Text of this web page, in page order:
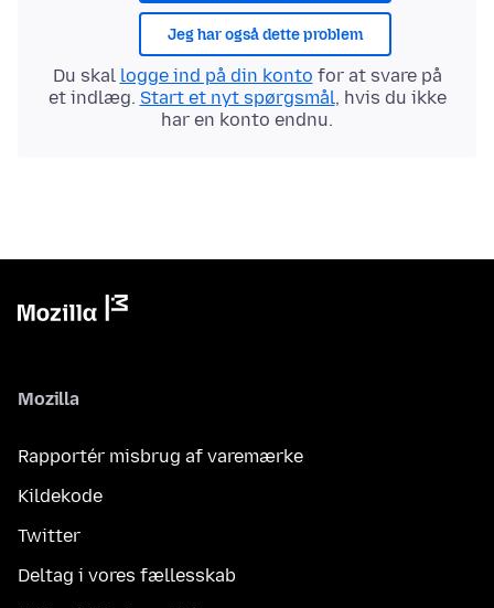
Jeg har også dette problem
Du skal logge ind på din konto for at svare på
et indlæg. Start et nyt spørgsmål, hvis du ikke
har en konto endnu.
Mozilla
Rapportér misbrug af varemærke
Kildekode
Twitter
Deltag i vores fællesskab